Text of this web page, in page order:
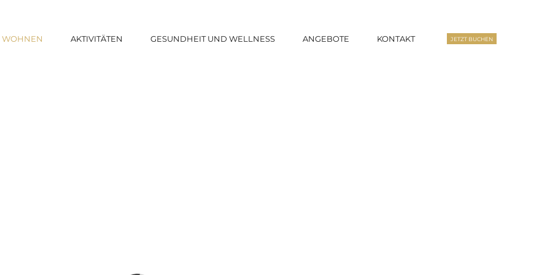
WOHNEN AKTIVITÄTEN GESUNDHEIT UND WELLNESS ANGEBOTE KONTAKT JETZT BUCHEN